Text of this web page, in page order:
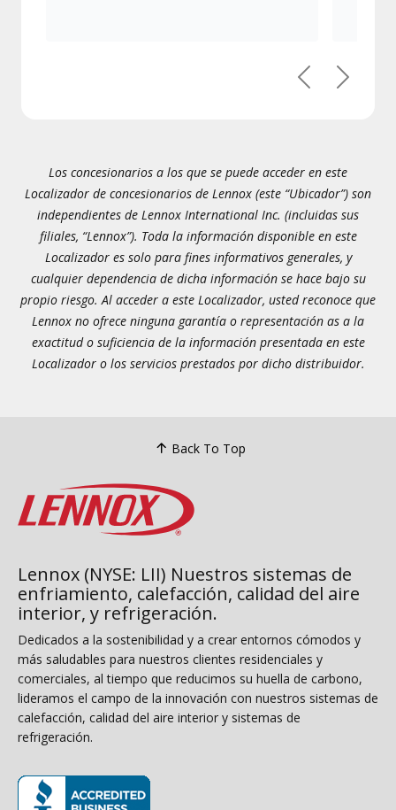
PreviousNext
Los concesionarios a los que se puede acceder en este
Localizador de concesionarios de Lennox (este “Ubicador”) son
independientes de Lennox International Inc. (incluidas sus
filiales, “Lennox”). Toda la información disponible en este
Localizador es solo para fines informativos generales, y
cualquier dependencia de dicha información se hace bajo su
propio riesgo. Al acceder a este Localizador, usted reconoce que
Lennox no ofrece ninguna garantía o representación as a la
exactitud o suficiencia de la información presentada en este
Localizador o los servicios prestados por dicho distribuidor.
Back To Top
Lennox (NYSE: LII) Nuestros sistemas de
enfriamiento, calefacción, calidad del aire
interior, y refrigeración.
Dedicados a la sostenibilidad y a crear entornos cómodos y
más saludables para nuestros clientes residenciales y
comerciales, al tiempo que reducimos su huella de carbono,
lideramos el campo de la innovación con nuestros sistemas de
calefacción, calidad del aire interior y sistemas de
refrigeración.